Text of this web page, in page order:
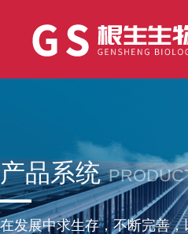
产品系统
在发展中求生存，不断完善